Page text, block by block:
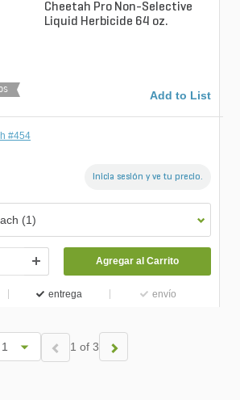
Cheetah Pro Non-Selective
Liquid Herbicide 64 oz.
Add to List
#454
Inicia sesión y ve tu precio.
(1)
Agregar al Carrito
entrega envío
1 of 3